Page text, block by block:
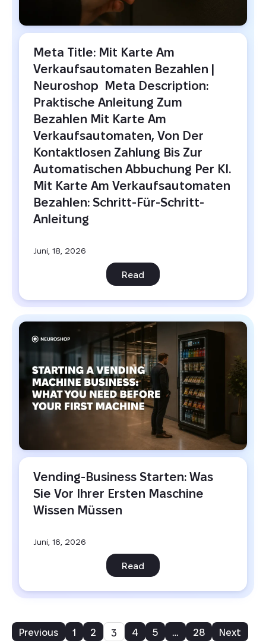
Meta Title: Mit Karte Am
Verkaufsautomaten Bezahlen |
Neuroshop  Meta Description:
Praktische Anleitung Zum
Bezahlen Mit Karte Am
Verkaufsautomaten, Von Der
Kontaktlosen Zahlung Bis Zur
Automatischen Abbuchung Per KI.
Mit Karte Am Verkaufsautomaten
Bezahlen: Schritt-Für-Schritt-
Anleitung
Juni, 18, 2026
Read
Vending-Business Starten: Was
Sie Vor Ihrer Ersten Maschine
Wissen Müssen
Juni, 16, 2026
Read
Previous 1 2 3 4 5 … 28 Next